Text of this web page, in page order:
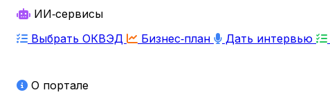
ИИ‑сервисы
Выбрать ОКВЭД
Бизнес‑план Дать интервью
О портале